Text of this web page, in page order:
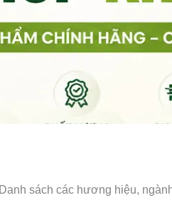
Danh sách các hương hiệu,